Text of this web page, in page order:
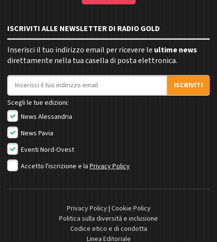
ISCRIVITI ALLE NEWSLETTER DI RADIO GOLD
Inserisci il tuo indirizzo email per ricevere le ultime news
direttamente nella tua casella di posta elettronica.
Indirizzo email
ISCRIVITI
Scegli le tue edizioni:
News Alessandria
News Pavia
Eventi Nord-Ovest
Accetto l'iscrizione e la Privacy Policy
Privacy Policy| Cookie Policy
Politica sulla diversità e inclusione
Codice etico e di condotta
Linea Editoriale